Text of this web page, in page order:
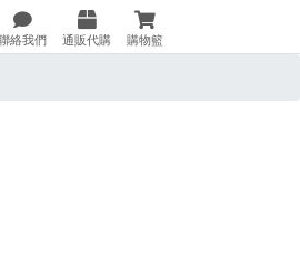
絡我們 通販代購 購物籃